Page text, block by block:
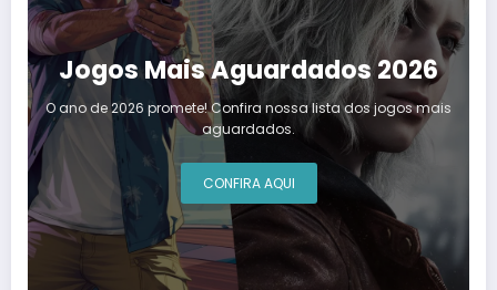
Jogos Mais Aguardados 2026
O ano de 2026 promete! Confira nossa lista dos jogos mais
aguardados.
CONFIRA AQUI